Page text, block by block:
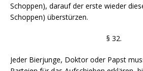
Schoppen), darauf der erste wieder
Schoppen) überstürzen.
§ 32.
Jeder Bierjunge, Doktor oder Papst